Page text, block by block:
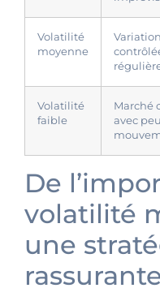
Volatilité
moyenne
Volatilité
faible
Marché
avec
De
volatilité
une